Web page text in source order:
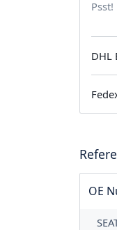
DHL
OE